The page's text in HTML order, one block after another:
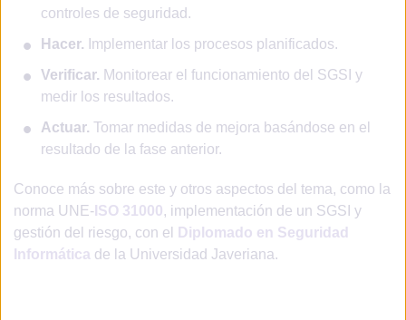
controles de seguridad.
Hacer. Implementar los procesos planificados.
Verificar. Monitorear el funcionamiento del SGSI y
medir los resultados.
Actuar. Tomar medidas de mejora basándose en el
resultado de la fase anterior.
Conoce más sobre este y otros aspectos del tema, como la
norma UNE- ISO 31000, implementación de un SGSI y
gestión del riesgo, con el
Diplomado en Seguridad
Informática de la Universidad Javeriana.